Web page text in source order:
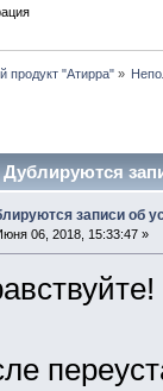
продукт "Атирра"»
записи об
06, 2018, 15:33:47 »